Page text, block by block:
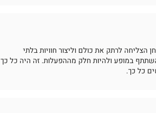
לרתק את כולם וליצור חוויות בלתי
במופע ולהיות חלק מההפעלות. זה היה כל כך
כל כך.